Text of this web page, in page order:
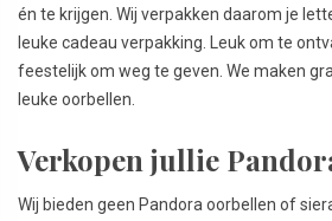
én te krijgen. Wij verpakken daarom je
leuke cadeau verpakking. Leuk om te
feestelijk om weg te geven. We maken
leuke oorbellen.
Verkopen jullie
Wij bieden geen Pandora oorbellen of